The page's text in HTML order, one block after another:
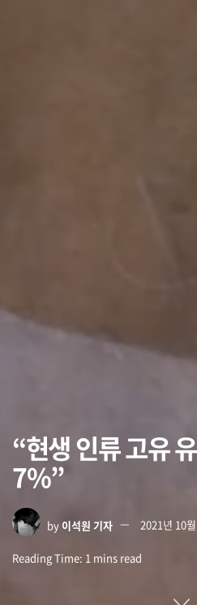
“현생 인류 고유
7%”
by 이석원 기자 2021년 10
Reading Time: 1 mins read